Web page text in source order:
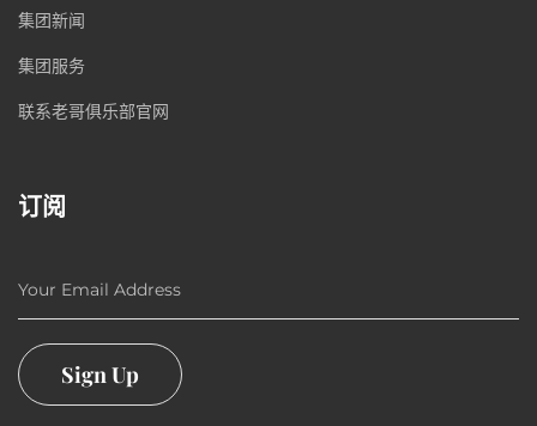
集团新闻
集团服务
联系老哥俱乐部官网
订阅
Your Email Address
Sign Up